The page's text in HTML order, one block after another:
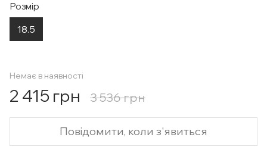
Розмір
18.5
Немає в наявності
2 415 грн 3 536 грн
Повідомити, коли з'явиться